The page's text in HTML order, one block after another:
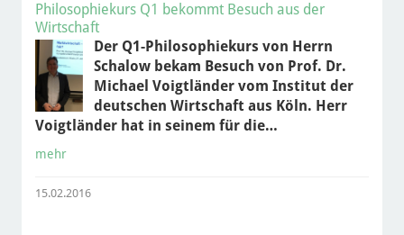
Philosophiekurs Q1 bekommt Besuch aus der
Wirtschaft
Der Q1-Philosophiekurs von Herrn
Schalow bekam Besuch von Prof. Dr.
Michael Voigtländer vom Institut der
deutschen Wirtschaft aus Köln. Herr
Voigtländer hat in seinem für die…
mehr
15.02.2016